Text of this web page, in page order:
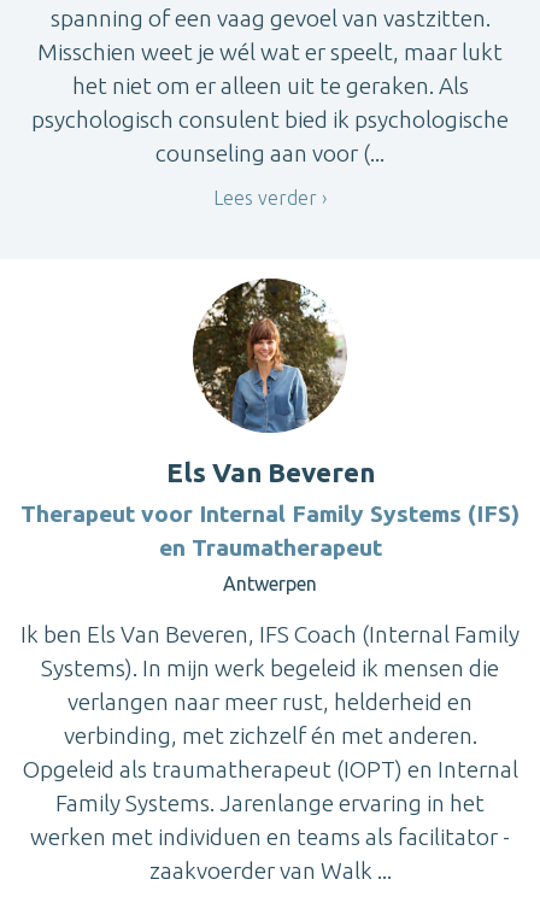
spanning of een vaag gevoel van vastzitten.
Misschien weet je wél wat er speelt, maar lukt
het niet om er alleen uit te geraken. Als
psychologisch consulent bied ik psychologische
counseling aan voor (...
Lees verder
Els Van Beveren
Therapeut voor Internal Family Systems (IFS)
en Traumatherapeut
Antwerpen
Ik ben Els Van Beveren, IFS Coach (Internal Family
Systems). In mijn werk begeleid ik mensen die
verlangen naar meer rust, helderheid en
verbinding, met zichzelf én met anderen.
Opgeleid als traumatherapeut (IOPT) en Internal
Family Systems. Jarenlange ervaring in het
werken met individuen en teams als facilitator -
zaakvoerder van Walk ...